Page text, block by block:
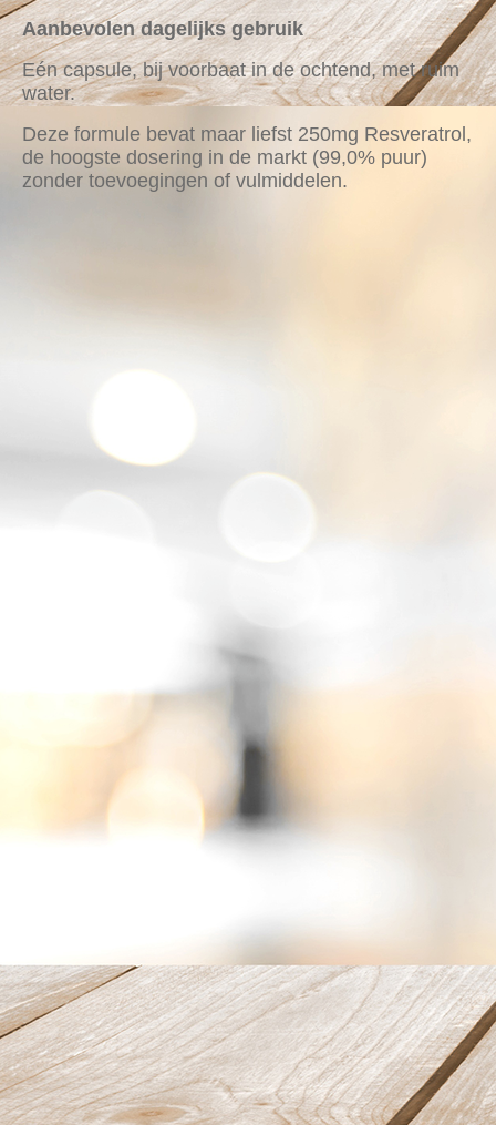
Aanbevolen dagelijks gebruik
Eén capsule, bij voorbaat in de ochtend, met ruim
water.
Deze formule bevat maar liefst 250mg Resveratrol,
de hoogste dosering in de markt (99,0% puur)
zonder toevoegingen of vulmiddelen.